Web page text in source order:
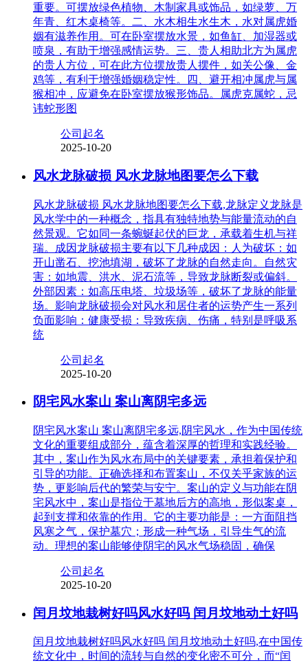
重要。可摆放绿色植物、木制家具或饰品，如绿萝、万
年青、红木桌椅等。二、水木相生水生木，水对属虎婚
姻有滋养作用。可在卧室摆放水景，如鱼缸、加湿器或
喷泉，有助于增强感情运势。三、贵人相助北方为属虎
的贵人方位，可在此方位摆放贵人摆件，如关公像、金
鸡等，有利于增强婚姻稳定性。四、避开相冲属虎与属
猴相冲，应避免在卧室摆放猴形饰品。属虎克属蛇，忌
讳蛇形图
公司起名
2025-10-20
风水龙脉破损 风水龙脉地图要怎么下载
风水龙脉破损 风水龙脉地图要怎么下载,龙脉定义龙脉是
风水学中的一种概念，指具有独特地势与能量流动的自
然景观。它如同一条蜿蜒起伏的巨龙，承载着生机与祥
瑞。成因龙脉破损主要有以下几种成因：人为破坏：如
开山凿石、挖池填湖，破坏了龙脉的自然走向。自然灾
害：如地震、洪水、泥石流等，导致龙脉断裂或偏斜。
外部因素：如高压电塔、垃圾场等，破坏了龙脉的能量
场。影响龙脉破损会对风水和居住者的运势产生一系列
负面影响：健康受损：导致疾病、伤痛，特别是呼吸系
统
公司起名
2025-10-20
阴宅风水案山 案山离阴宅多远
阴宅风水案山 案山离阴宅多远,阴宅风水，作为中国传统
文化的重要组成部分，蕴含着深厚的哲理和实践经验。
其中，案山作为风水布局中的关键要素，承担着保护和
引导的功能。正确选择和布置案山，不仅关乎家族的运
势，更影响后代的繁荣与安宁。案山的定义与功能在阴
宅风水中，案山是指位于墓地后方的高地，形似案桌，
起到支撑和依靠的作用。它的主要功能是：一方面阻挡
风寒之气，保护墓穴；形成一种气场，引导生气的流
动。理想的案山能够使阴宅的风水气场稳固，确保
公司起名
2025-10-20
闰月坟地栽树好吗风水好吗 闰月坟地动土好吗
闰月坟地栽树好吗风水好吗 闰月坟地动土好吗,在中国传
统文化中，时间的流转与自然的变化密不可分，而“闰